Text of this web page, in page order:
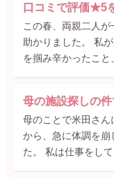
口コミで評価★5
この春、両親二人
助かりました。 私
を掴み辛かったこと
母の施設探しの件
母のことで米田さん
から、急に体調を崩
た。 私は仕事をし